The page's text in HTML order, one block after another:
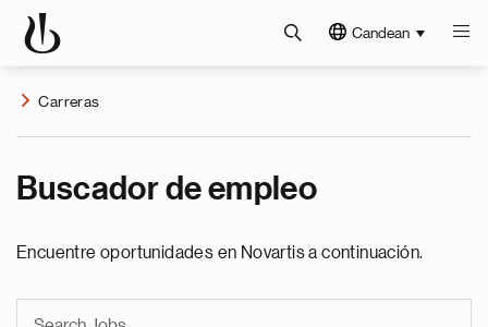
Candean
Carreras
Buscador de empleo
Encuentre oportunidades en Novartis a continuación.